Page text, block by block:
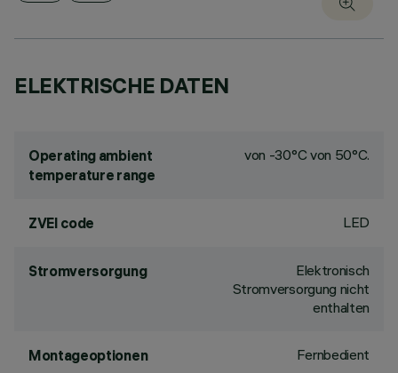
ELEKTRISCHE DATEN
Operating ambient
temperature range
von -30°C von 50°C.
ZVEI code LED
Stromversorgung
Elektronisch
Stromversorgung nicht
enthalten
Montageoptionen Fernbedient